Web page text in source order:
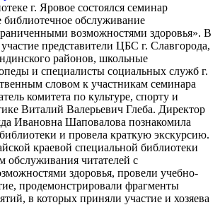
г. Яровое состоялся семинар
библиотечное обслуживание
возможностями здоровья». В
представители ЦБС г. Славгорода,
районов, школьные
и специалисты социальных служб г.
словом к участникам семинара
комитета по культуре, спорту и
Виталий Валерьевич Глеба. Директор
Ивановна Шаповалова познакомила
и провела краткую экскурсию.
краевой специальной библиотеки
обслуживания читателей с
здоровья, провели учебно-
продемонстрировали фрагменты
в которых приняли участие и хозяева